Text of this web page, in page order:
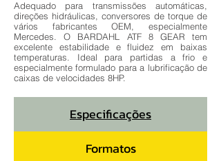
Adequado para transmissões automáticas,
direções hidráulicas, conversores de torque de
vários fabricantes OEM, especialmente
Mercedes. O BARDAHL ATF 8 GEAR tem
excelente estabilidade e fluidez em baixas
temperaturas. Ideal para partidas a frio e
especialmente formulado para a lubrificação de
caixas de velocidades 8HP.
Especificações
Formatos